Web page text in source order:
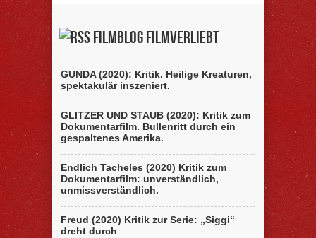
Filmblog filmverliebt
GUNDA (2020): Kritik. Heilige Kreaturen,
spektakulär inszeniert.
GLITZER UND STAUB (2020): Kritik zum
Dokumentarfilm. Bullenritt durch ein
gespaltenes Amerika.
Endlich Tacheles (2020) Kritik zum
Dokumentarfilm: unverständlich,
unmissverständlich.
Freud (2020) Kritik zur Serie: „Siggi“
dreht durch